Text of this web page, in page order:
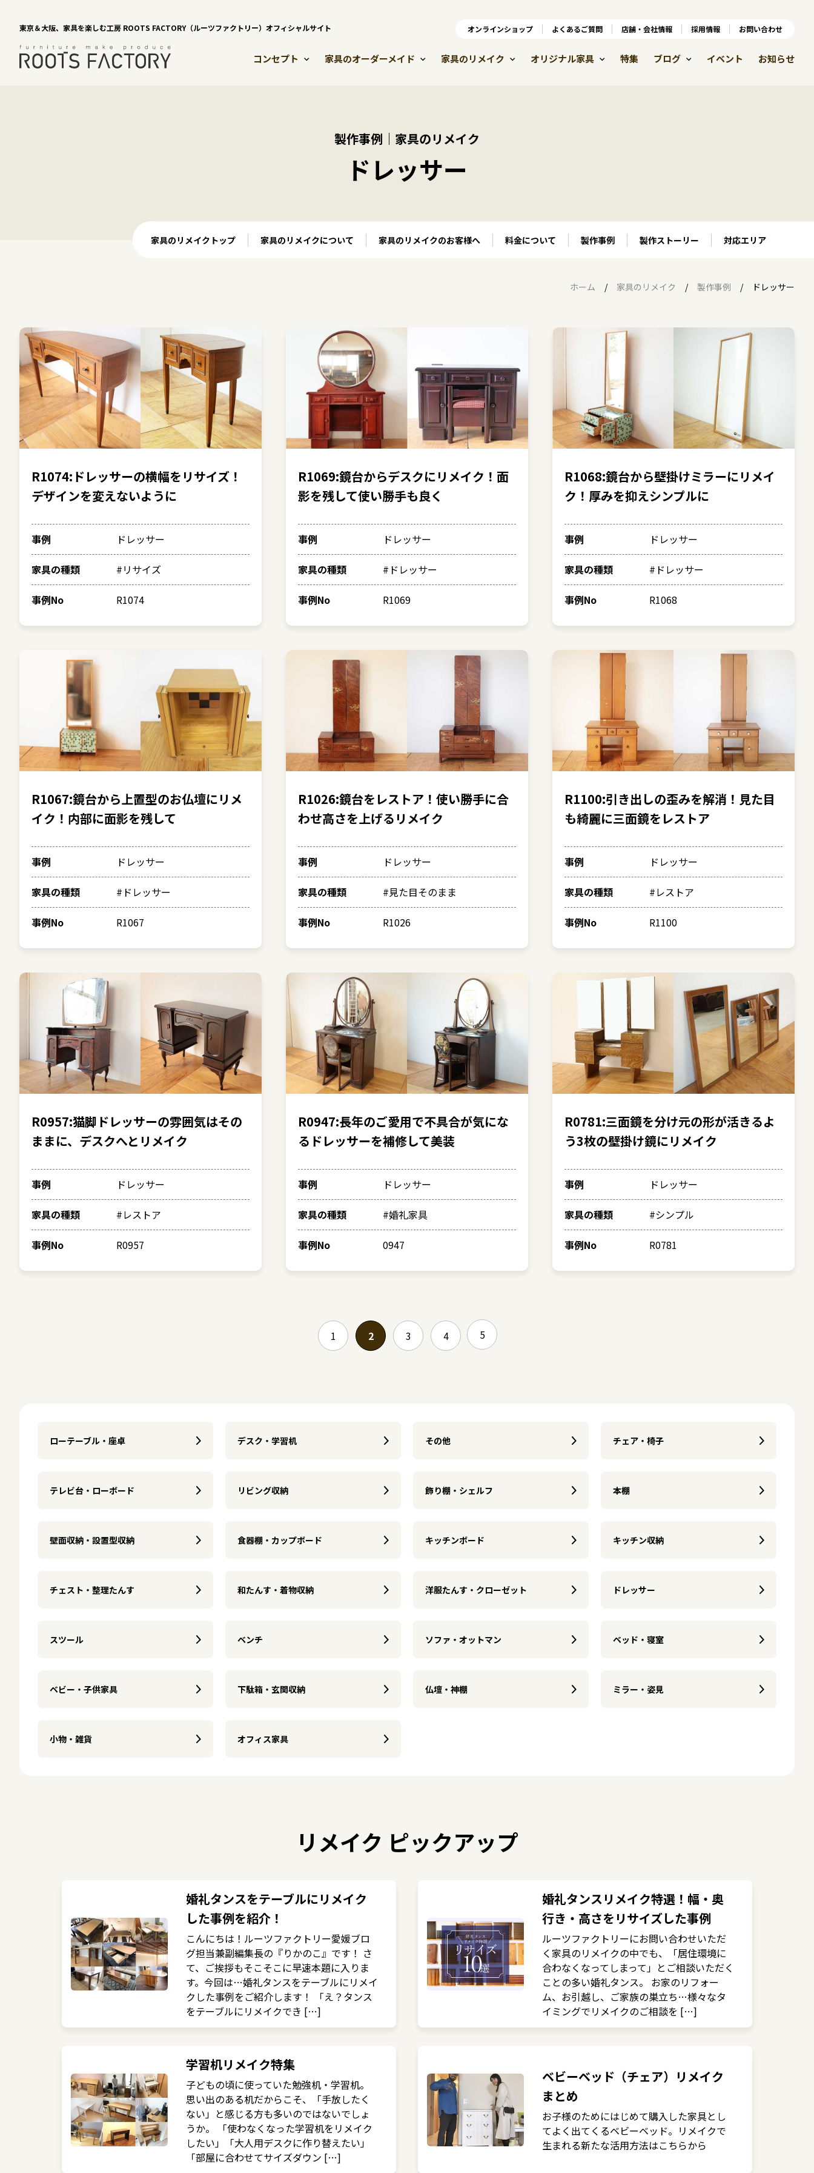
東京＆大阪、家具を楽しむ工房 ROOTS FACTORY（ルーツファクトリー）オフィシャルサイト オンラインショップ よくあるご質問 店舗・会社情報 採用情報
コンセプト 家具のオーダーメイド 家具のリメイク オリジナル家具 特集 ブログ イベント お知らせ
オンラインショップ よくあるご質問 店舗・会社情報 採用情報 お問い合わせ
製作事例｜家具のリメイク
ドレッサー
家具のリメイクトップ 家具のリメイクについて 家具のリメイクのお客様へ 料金について 製作事例 製作ストーリー 対応エリア
ホーム 家具のリメイク 製作事例 ドレッサー
R1074:ドレッサーの横幅をリサイズ！
デザインを変えないように
事例 ドレッサー
家具の種類 #リサイズ
事例No R1074
R1069:鏡台からデスクにリメイク！面
影を残して使い勝手も良く
事例 ドレッサー
家具の種類 #ドレッサー
事例No R1069
R1068:鏡台から壁掛けミラーにリメイ
ク！厚みを抑えシンプルに
事例 ドレッサー
家具の種類 #ドレッサー
事例No R1068
R1067:鏡台から上置型のお仏壇にリメ
イク！内部に面影を残して
事例 ドレッサー
家具の種類 #ドレッサー
事例No R1067
R1026:鏡台をレストア！使い勝手に合
わせ高さを上げるリメイク
事例 ドレッサー
家具の種類 #見た目そのまま
事例No R1026
R1100:引き出しの歪みを解消！見た目
も綺麗に三面鏡をレストア
事例 ドレッサー
家具の種類 #レストア
事例No R1100
R0957:猫脚ドレッサーの雰囲気はその
ままに、デスクへとリメイク
事例 ドレッサー
家具の種類 #レストア
事例No R0957
R0947:長年のご愛用で不具合が気にな
るドレッサーを補修して美装
事例 ドレッサー
家具の種類 #婚礼家具
事例No 0947
R0781:三面鏡を分け元の形が活きるよ
う3枚の壁掛け鏡にリメイク
事例 ドレッサー
家具の種類 #シンプル
事例No R0781
1 2 3 4 5
ローテーブル・座卓 デスク・学習机 その他 チェア・椅子
テレビ台・ローボード リビング収納 飾り棚・シェルフ 本棚
壁面収納・設置型収納 食器棚・カップボード キッチンボード キッチン収納
チェスト・整理たんす 和たんす・着物収納 洋服たんす・クローゼット ドレッサー
スツール ベンチ ソファ・オットマン ベッド・寝室
ベビー・子供家具 下駄箱・玄関収納 仏壇・神棚 ミラー・姿見
小物・雑貨 オフィス家具
リメイク ピックアップ
婚礼タンスをテーブルにリメイク
した事例を紹介！
こんにちは！ルーツファクトリー愛媛ブロ
グ担当兼副編集長の『りかのこ』です！ さ
て、ご挨拶もそこそこに早速本題に入りま
す。今回は…婚礼タンスをテーブルにリメイ
クした事例をご紹介します！ 「え？タンス
をテーブルにリメイクでき […]
婚礼タンスリメイク特選！幅・奥
行き・高さをリサイズした事例
ルーツファクトリーにお問い合わせいただ
く家具のリメイクの中でも、「居住環境に
合わなくなってしまって」とご相談いただく
ことの多い婚礼タンス。 お家のリフォー
ム、お引越し、ご家族の巣立ち…様々なタ
イミングでリメイクのご相談を […]
学習机リメイク特集
子どもの頃に使っていた勉強机・学習机。
思い出のある机だからこそ、「手放したく
ない」と感じる方も多いのではないでしょ
うか。 「使わなくなった学習机をリメイク
したい」「大人用デスクに作り替えたい」
「部屋に合わせてサイズダウン […]
ベビーベッド（チェア）リメイク
まとめ
お子様のためにはじめて購入した家具とし
てよく出てくるベビーベッド。リメイクで
生まれる新たな活用方法はこちらから